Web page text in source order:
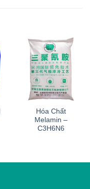
Hóa Chất
Melamin –
C3H6N6